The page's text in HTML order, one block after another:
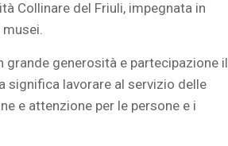
Collinare del Friuli, impegnata in
grande generosità e partecipazione il
significa lavorare al servizio delle
e attenzione per le persone e i